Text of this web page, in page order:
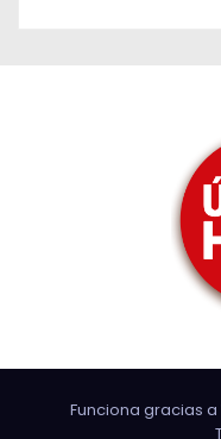
Funciona gracias